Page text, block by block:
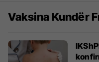
Vaksina Kundër